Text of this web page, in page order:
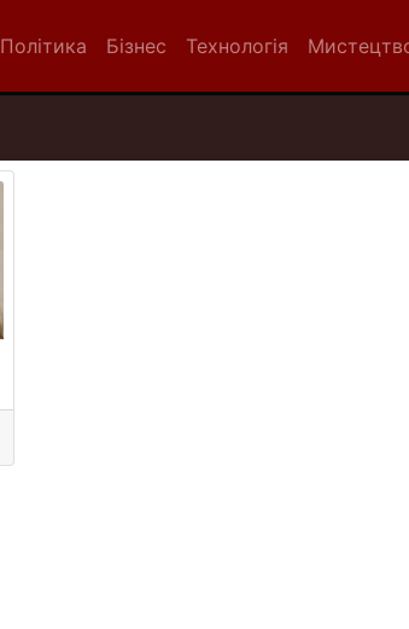
Політика Бізнес Технологія